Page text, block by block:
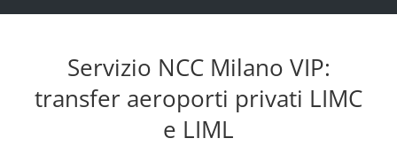
Servizio NCC Milano VIP:
transfer aeroporti privati LIMC
e LIML